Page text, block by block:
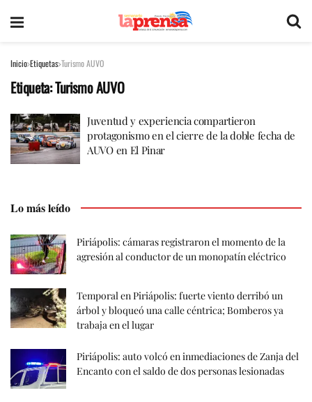
Inicio Etiquetas Turismo AUVO
Etiqueta:Turismo AUVO
Juventud y experiencia compartieron
protagonismo en el cierre de la doble fecha de
AUVO en El Pinar
Lo más leído
Piriápolis: cámaras registraron el momento de la
agresión al conductor de un monopatín eléctrico
Temporal en Piriápolis: fuerte viento derribó un
árbol y bloqueó una calle céntrica; Bomberos ya
trabaja en el lugar
Piriápolis: auto volcó en inmediaciones de Zanja del
Encanto con el saldo de dos personas lesionadas